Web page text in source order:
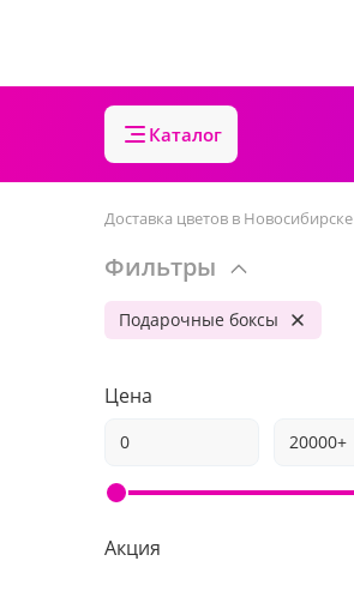
Каталог
Доставка цветов в Новосибирске
Фильтры
Подарочные боксы
Цена
Акция